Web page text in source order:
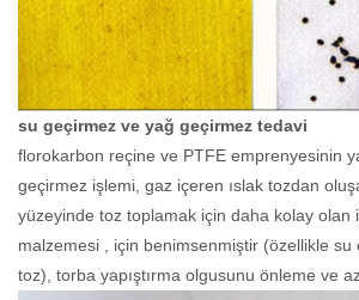
su geçirmez ve yağ geçirmez tedavi
florokarbon reçine ve PTFE emprenyesinin
geçirmez işlemi, gaz içeren ıslak tozdan
yüzeyinde toz toplamak için daha kolay olan
malzemesi , için benimsenmiştir (özellikle su
toz), torba yapıştırma olgusunu önleme ve